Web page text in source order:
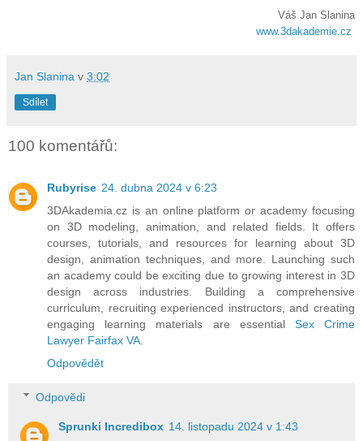
Váš Jan Slanina
www.3dakademie.cz
Jan Slanina v 3:02
Sdílet
100 komentářů:
Rubyrise 24. dubna 2024 v 6:23
3DAkademia.cz is an online platform or academy focusing
on 3D modeling, animation, and related fields. It offers
courses, tutorials, and resources for learning about 3D
design, animation techniques, and more. Launching such
an academy could be exciting due to growing interest in 3D
design across industries. Building a comprehensive
curriculum, recruiting experienced instructors, and creating
engaging learning materials are essential Sex Crime
Lawyer Fairfax VA
Odpovědět
Odpovědi
Sprunki Incredibox 14. listopadu 2024 v 1:43